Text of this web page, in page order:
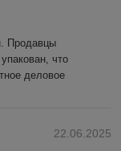
Продавцы
что
деловое
22.06.2025